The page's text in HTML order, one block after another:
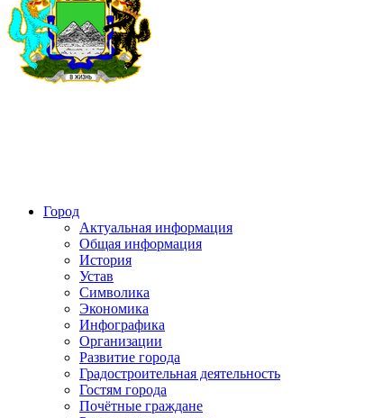
Город
Актуальная информация
Общая информация
История
Устав
Символика
Экономика
Инфографика
Организации
Развитие города
Градостроительная деятельность
Гостям города
Почётные граждане